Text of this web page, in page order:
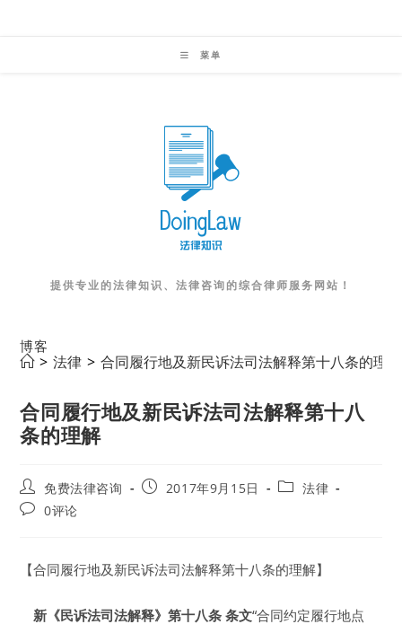
菜单
提供专业的法律知识、法律咨询的综合律师服务网站！
博客
> 法律 > 合同履行地及新民诉法司法解释第十八条的理解
合同履行地及新民诉法司法解释第十八
条的理解
Post
author:
免费法律咨询
Post2017年9月15日
Post法律
Post0评论
【合同履行地及新民诉法司法解释第十八条的理解】
新《民诉法司法解释》第十八条 条文“合同约定履行地点